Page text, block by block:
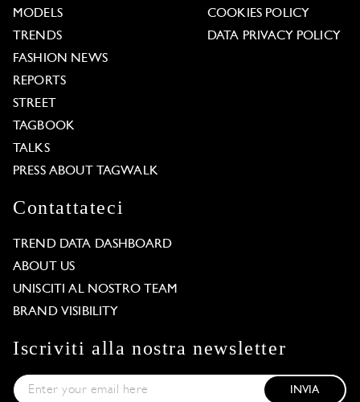
MODELS
TRENDS
FASHION NEWS
REPORTS
STREET
TAGBOOK
TALKS
PRESS ABOUT TAGWALK
COOKIES POLICY
DATA PRIVACY POLICY
Contattateci
TREND DATA DASHBOARD
ABOUT US
UNISCITI AL NOSTRO TEAM
BRAND VISIBILITY
Iscriviti alla nostra newsletter
INVIA